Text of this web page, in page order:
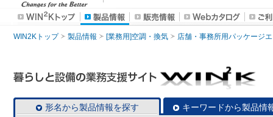
WIN2Kトップ 製品情報 [業務用]空調・換気 店舗・事務所用パッケージ
形名から製品情報を探す キーワードから製品情